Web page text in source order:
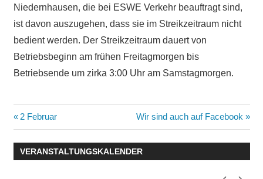
Niedernhausen, die bei ESWE Verkehr beauftragt sind,
ist davon auszugehen, dass sie im Streikzeitraum nicht
bedient werden. Der Streikzeitraum dauert von
Betriebsbeginn am frühen Freitagmorgen bis
Betriebsende um zirka 3:00 Uhr am Samstagmorgen.
Beitragsnavigation
Vorheriger
Beitrag:
2 Februar
Nächster
Beitrag:
Wir sind auch auf Facebook
VERANSTALTUNGSKALENDER